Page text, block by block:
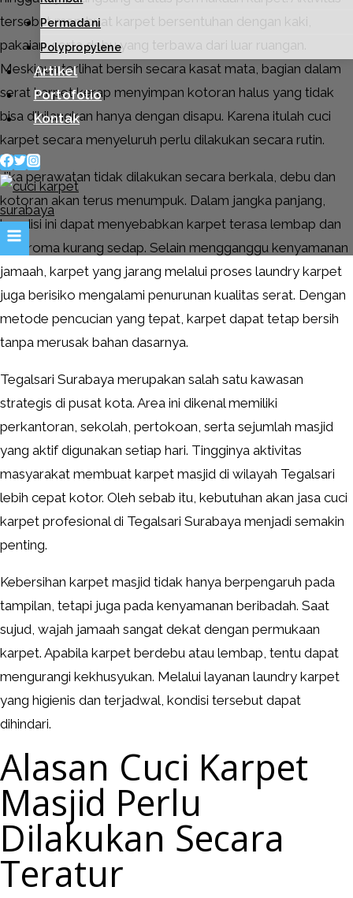
Permadani
Polypropylene
Artikel
Portofolio
Kontak
tersebut membuat karpet bersentuhan dengan kaki,
pakaian, serta debu yang terbawa dari luar ruangan.
Meskipun terlihat bersih secara kasat mata, bagian dalam
serat karpet kerap menyimpan kotoran halus yang tidak
bisa dihilangkan hanya dengan disapu. Karena itulah cuci
karpet secara menyeluruh perlu dilakukan secara rutin.
Jika perawatan tidak dilakukan secara berkala, debu dan
kotoran akan terus menumpuk. Dalam jangka panjang,
kondisi ini dapat menyebabkan karpet terasa lembap dan
beraroma kurang sedap. Selain mengganggu kenyamanan
jamaah, karpet yang jarang melalui proses laundry karpet
juga berisiko mengalami penurunan kualitas serat. Dengan
metode pencucian yang tepat, karpet dapat tetap bersih
tanpa merusak bahan dasarnya.
Tegalsari Surabaya merupakan salah satu kawasan
strategis di pusat kota. Area ini dikenal memiliki
perkantoran, sekolah, pertokoan, serta sejumlah masjid
yang aktif digunakan setiap hari. Tingginya aktivitas
masyarakat membuat karpet masjid di wilayah Tegalsari
lebih cepat kotor. Oleh sebab itu, kebutuhan akan jasa cuci
karpet profesional di Tegalsari Surabaya menjadi semakin
penting.
Kebersihan karpet masjid tidak hanya berpengaruh pada
tampilan, tetapi juga pada kenyamanan beribadah. Saat
sujud, wajah jamaah sangat dekat dengan permukaan
karpet. Apabila karpet berdebu atau lembap, tentu dapat
mengurangi kekhusyukan. Melalui layanan laundry karpet
yang higienis dan terjadwal, kondisi tersebut dapat
dihindari.
Alasan Cuci Karpet
Masjid Perlu
Dilakukan Secara
Teratur